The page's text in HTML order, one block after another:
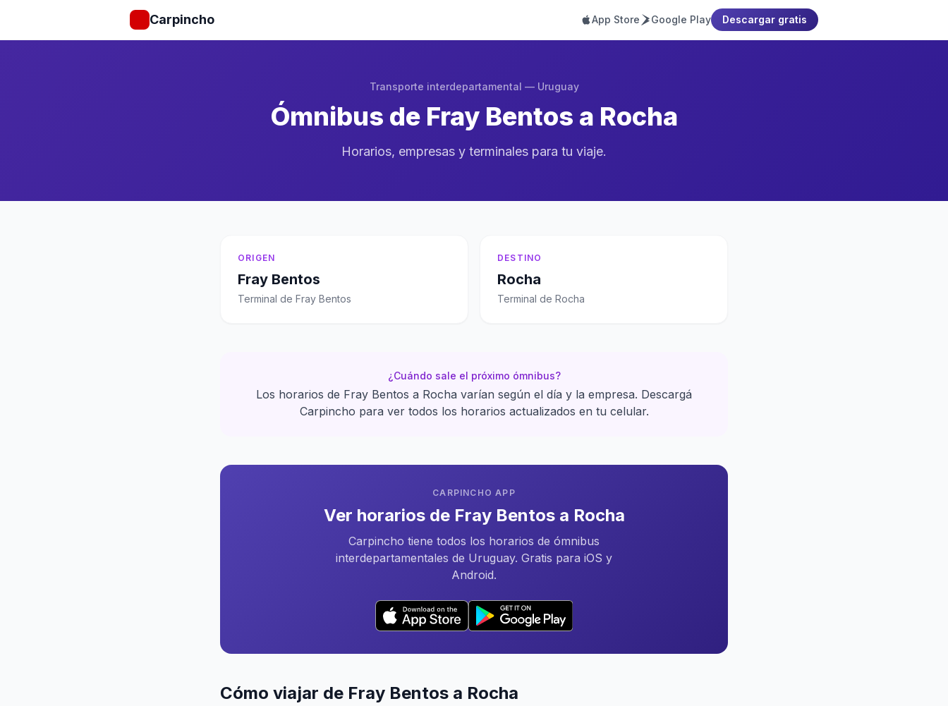
Carpincho App Store Google Play Descargar gratis
Transporte interdepartamental — Uruguay
Ómnibus de Fray Bentos a Rocha
Horarios, empresas y terminales para tu viaje.
ORIGEN
Fray Bentos
Terminal de Fray Bentos
DESTINO
Rocha
Terminal de Rocha
¿Cuándo sale el próximo ómnibus?
Los horarios de Fray Bentos a Rocha varían según el día y la empresa. Descargá
Carpincho para ver todos los horarios actualizados en tu celular.
CARPINCHO APP
Ver horarios de Fray Bentos a Rocha
Carpincho tiene todos los horarios de ómnibus
interdepartamentales de Uruguay. Gratis para iOS y
Android.
Cómo viajar de Fray Bentos a Rocha